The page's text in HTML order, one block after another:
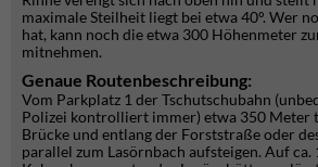
maximale Steilheit liegt bei etwa 40°. Wer
hat, kann noch die etwa 300 Höhenmeter
mitnehmen.
Genaue Routenbeschreibung:
Vom Parkplatz 1 der Tschutschubahn
Polizei kontrolliert immer) etwa 350 Meter
Brücke und entlang der Forststraße oder
parallel zum Lasörnbach aufsteigen. Auf